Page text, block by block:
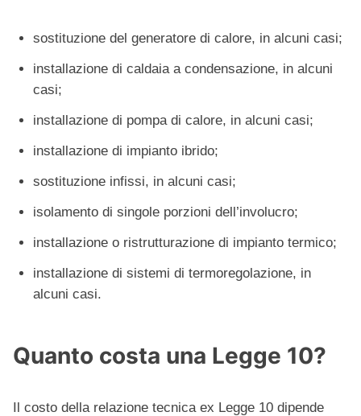
sostituzione del generatore di calore, in alcuni casi;
installazione di caldaia a condensazione, in alcuni
casi;
installazione di pompa di calore, in alcuni casi;
installazione di impianto ibrido;
sostituzione infissi, in alcuni casi;
isolamento di singole porzioni dell’involucro;
installazione o ristrutturazione di impianto termico;
installazione di sistemi di termoregolazione, in
alcuni casi.
Quanto costa una Legge 10?
Il costo della relazione tecnica ex Legge 10 dipende